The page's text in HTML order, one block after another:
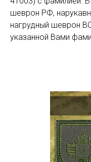
шеврон РФ,
нагрудный шеврон
указанной Вами